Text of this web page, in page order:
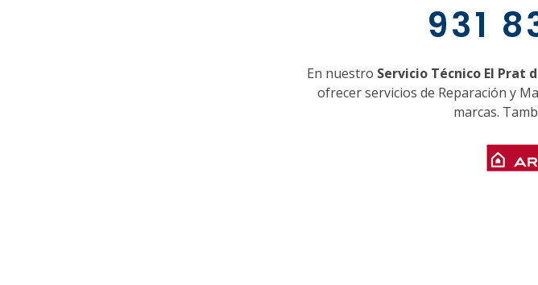
931
En nuestro Servicio Técnico El Prat
ofrecer servicios de Reparación y
marcas.